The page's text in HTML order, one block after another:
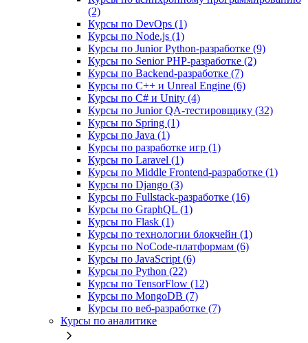
(2)
Курсы по DevOps (1)
Курсы по Node.js (1)
Курсы по Junior Python-разработке (9)
Курсы по Senior PHP-разработке (2)
Курсы по Backend‑разработке (7)
Курсы по C++ и Unreal Engine (6)
Курсы по C# и Unity (4)
Курсы по Junior QA-тестировщику (32)
Курсы по Spring (1)
Курсы по Java (1)
Курсы по разработке игр (1)
Курсы по Laravel (1)
Курсы по Middle Frontend-разработке (1)
Курсы по Django (3)
Курсы по Fullstack‑разработке (16)
Курсы по GraphQL (1)
Курсы по Flask (1)
Курсы по технологии блокчейн (1)
Курсы по NoCode‑платформам (6)
Курсы по JavaScript (6)
Курсы по Python (22)
Курсы по TensorFlow (12)
Курсы по MongoDB (7)
Курсы по веб‑разработке (7)
Курсы по аналитике